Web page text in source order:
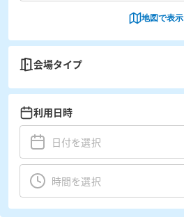
地図で表示
会場タイプ
利用日時